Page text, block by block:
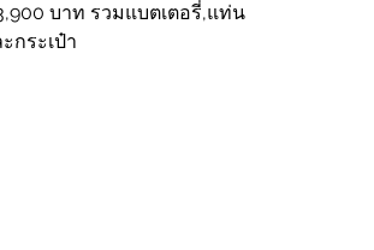
บาท รวมแบตเตอรี่,แท่น
กระเป๋า